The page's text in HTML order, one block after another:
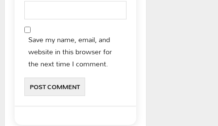
Save my name, email, and
website in this browser for
the next time I comment.